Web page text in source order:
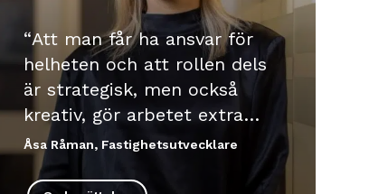
Att man får ha ansvar för
helheten och att rollen dels
är strategisk, men också
kreativ, gör arbetet extra
spännande. Det är roligt att
vara med och bidra till att
Åsa Råman, Fastighetsutvecklare